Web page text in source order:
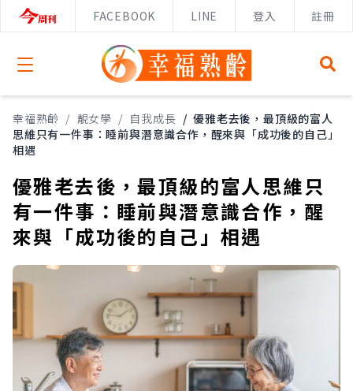
FACEBOOK LINE 登入 註冊
Open menu
幸福熟齡 / 靚女學 / 自我成長 / 優雅老去後，最頂級的富人
思維只有一件事：睡前與潛意識合作，醒來與「成功後的自己」
相遇
優雅老去後，最頂級的富人思維只
有一件事：睡前與潛意識合作，醒
來與「成功後的自己」相遇